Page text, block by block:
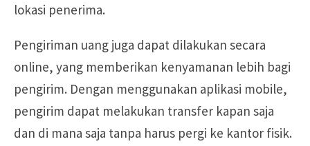
lokasi penerima.
Pengiriman uang juga dapat dilakukan secara
online, yang memberikan kenyamanan lebih bagi
pengirim. Dengan menggunakan aplikasi mobile,
pengirim dapat melakukan transfer kapan saja
dan di mana saja tanpa harus pergi ke kantor fisik.